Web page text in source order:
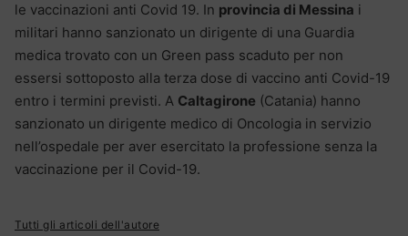
le vaccinazioni anti Covid 19. In provincia di Messina i
militari hanno sanzionato un dirigente di una Guardia
medica trovato con un Green pass scaduto per non
essersi sottoposto alla terza dose di vaccino anti Covid-19
entro i termini previsti. A Caltagirone (Catania) hanno
sanzionato un dirigente medico di Oncologia in servizio
nell’ospedale per aver esercitato la professione senza la
vaccinazione per il Covid-19.
Tutti gli articoli dell'autore